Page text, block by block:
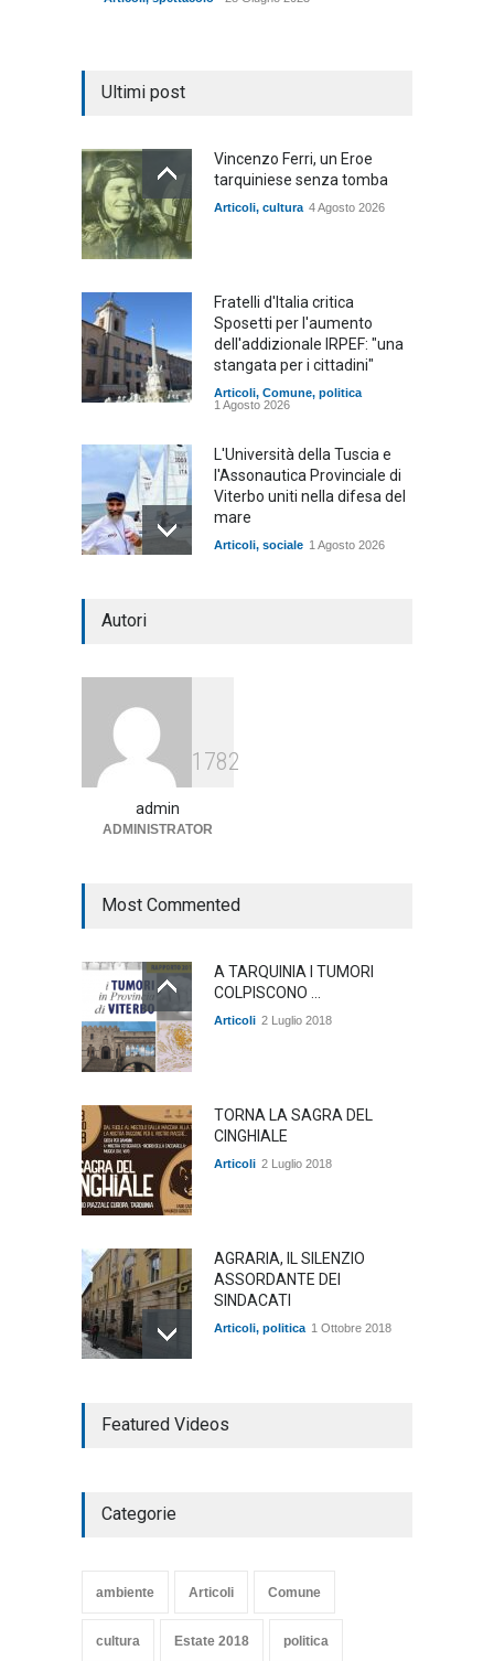
Ultimi post
Vincenzo Ferri, un Eroe
tarquiniese senza tomba
Articoli, cultura 4 Agosto 2026
Fratelli d'Italia critica
Sposetti per l'aumento
dell'addizionale IRPEF: "una
stangata per i cittadini"
Articoli, Comune, politica
1 Agosto 2026
L'Università della Tuscia e
l'Assonautica Provinciale di
Viterbo uniti nella difesa del
mare
Articoli, sociale 1 Agosto 2026
arrivano i pagamenti PAC, la
Autori
1782
admin
ADMINISTRATOR
Most Commented
A TARQUINIA I TUMORI
COLPISCONO ...
Articoli 2 Luglio 2018
TORNA LA SAGRA DEL
CINGHIALE
Articoli 2 Luglio 2018
AGRARIA, IL SILENZIO
ASSORDANTE DEI
SINDACATI
Articoli, politica 1 Ottobre 2018
COMMEDIA"
TARQUINIA
Featured Videos
Categorie
ambiente Articoli Comune
cultura Estate 2018 politica